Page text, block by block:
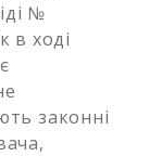
№
в ході
законні